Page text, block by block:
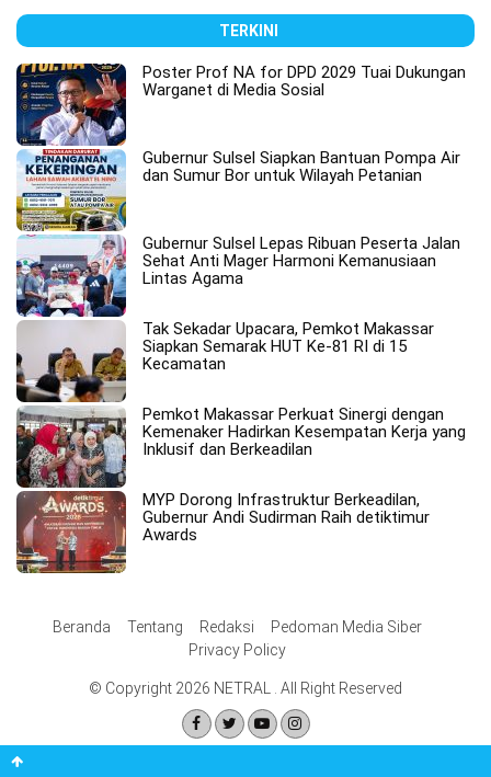
TERKINI
Poster Prof NA for DPD 2029 Tuai Dukungan
Warganet di Media Sosial
Gubernur Sulsel Siapkan Bantuan Pompa Air
dan Sumur Bor untuk Wilayah Petanian
Gubernur Sulsel Lepas Ribuan Peserta Jalan
Sehat Anti Mager Harmoni Kemanusiaan
Lintas Agama
Tak Sekadar Upacara, Pemkot Makassar
Siapkan Semarak HUT Ke-81 RI di 15
Kecamatan
Pemkot Makassar Perkuat Sinergi dengan
Kemenaker Hadirkan Kesempatan Kerja yang
Inklusif dan Berkeadilan
MYP Dorong Infrastruktur Berkeadilan,
Gubernur Andi Sudirman Raih detiktimur
Awards
Beranda Tentang Redaksi
Pedoman Media Siber
Privacy Policy
© Copyright 2026 NETRAL . All Right Reserved